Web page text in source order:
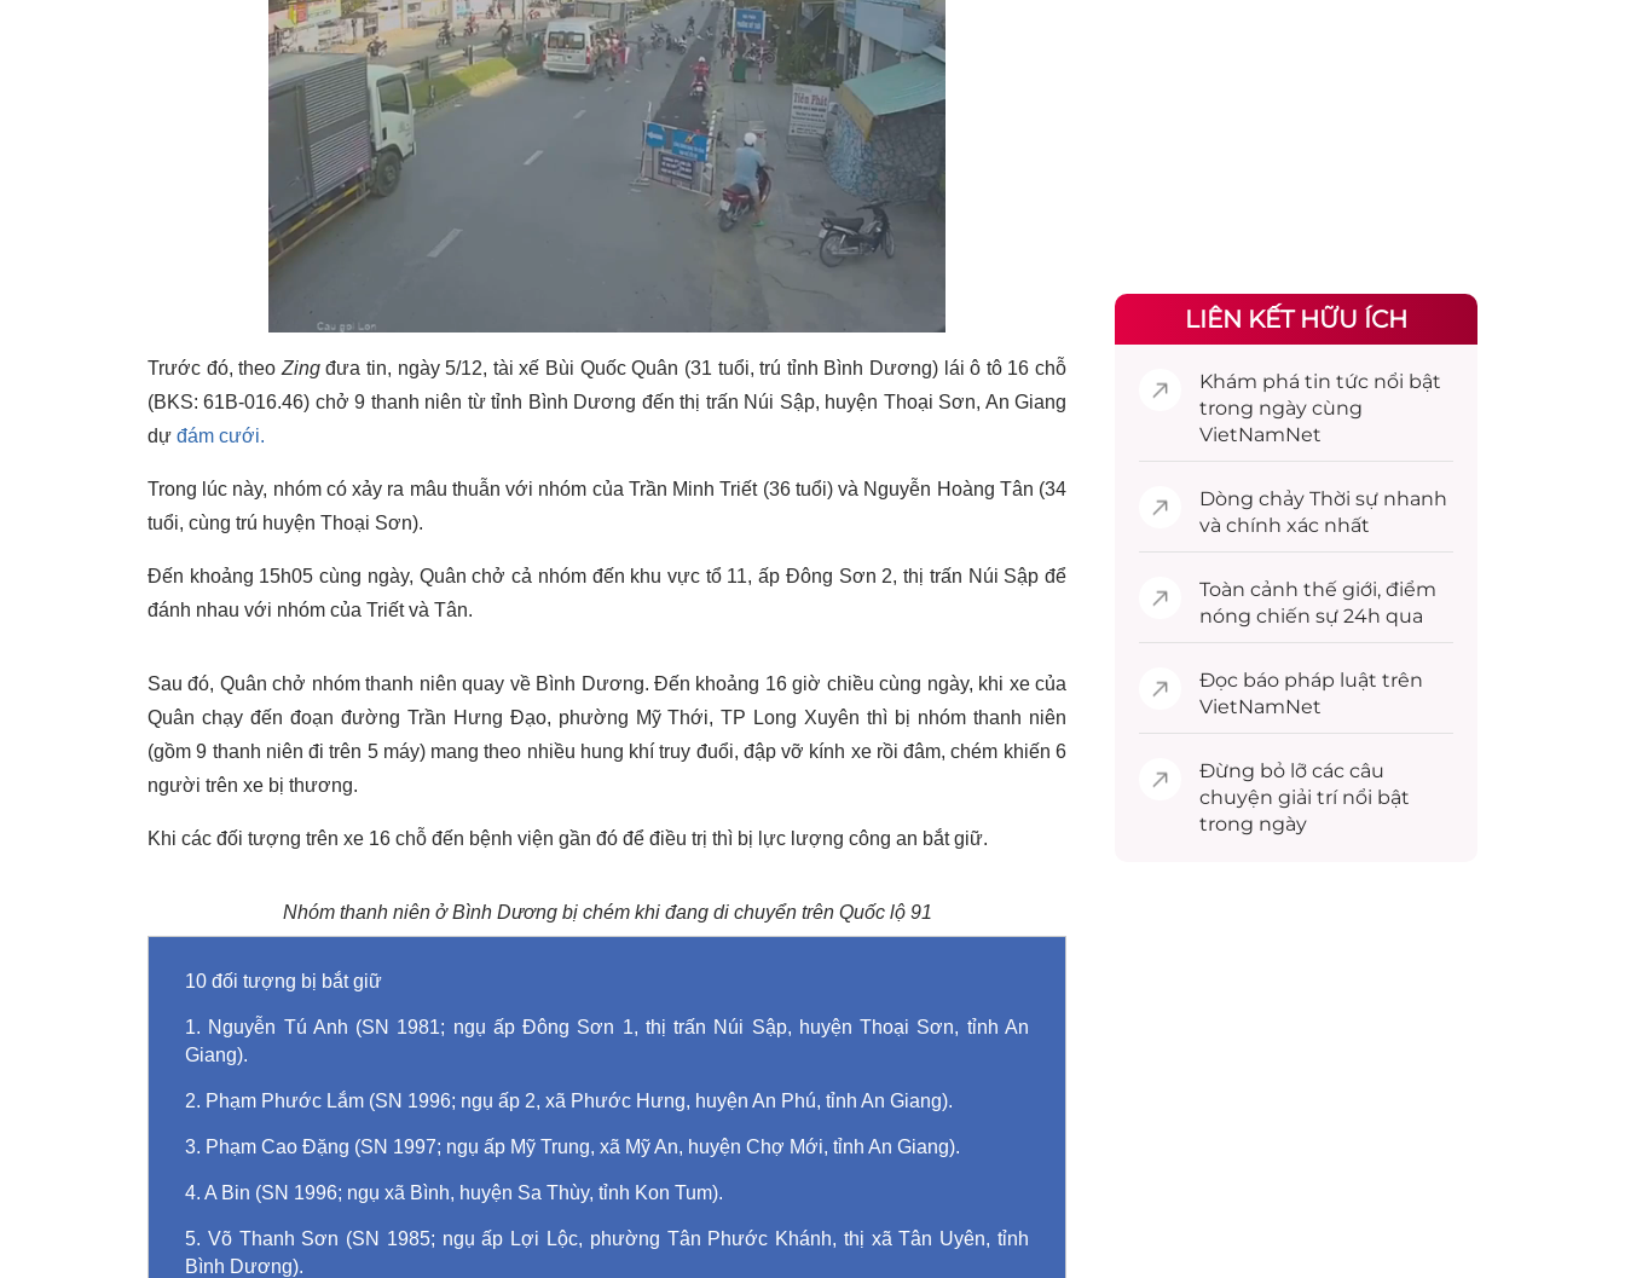
Trước đó, theo Zingđưa tin, ngày 5/12, tài xế Bùi Quốc Quân (31 tuổi, trú tỉnh Bình Dương) lái ô tô 16 chỗ
(BKS: 61B-016.46) chở 9 thanh niên từ tỉnh Bình Dương đến thị trấn Núi Sập, huyện Thoại Sơn, An Giang
dự đám cưới.
Trong lúc này, nhóm có xảy ra mâu thuẫn với nhóm của Trần Minh Triết (36 tuổi) và Nguyễn Hoàng Tân (34
tuổi, cùng trú huyện Thoại Sơn).
Đến khoảng 15h05 cùng ngày, Quân chở cả nhóm đến khu vực tổ 11, ấp Đông Sơn 2, thị trấn Núi Sập để
đánh nhau với nhóm của Triết và Tân.
Sau đó, Quân chở nhóm thanh niên quay về Bình Dương. Đến khoảng 16 giờ chiều cùng ngày, khi xe của
Quân chạy đến đoạn đường Trần Hưng Đạo, phường Mỹ Thới, TP Long Xuyên thì bị nhóm thanh niên
(gồm 9 thanh niên đi trên 5 máy) mang theo nhiều hung khí truy đuổi, đập vỡ kính xe rồi đâm, chém khiến 6
người trên xe bị thương.
Khi các đối tượng trên xe 16 chỗ đến bệnh viện gần đó để điều trị thì bị lực lượng công an bắt giữ.
Nhóm thanh niên ở Bình Dương bị chém khi đang di chuyển trên Quốc lộ 91
10 đối tượng bị bắt giữ
1. Nguyễn Tú Anh (SN 1981; ngụ ấp Đông Sơn 1, thị trấn Núi Sập, huyện Thoại Sơn, tỉnh An
Giang).
2. Phạm Phước Lắm (SN 1996; ngụ ấp 2, xã Phước Hưng, huyện An Phú, tỉnh An Giang).
3. Phạm Cao Đặng (SN 1997; ngụ ấp Mỹ Trung, xã Mỹ An, huyện Chợ Mới, tỉnh An Giang).
4. A Bin (SN 1996; ngụ xã Bình, huyện Sa Thùy, tỉnh Kon Tum).
5. Võ Thanh Sơn (SN 1985; ngụ ấp Lợi Lộc, phường Tân Phước Khánh, thị xã Tân Uyên, tỉnh
Bình Dương).
LIÊN KẾT HỮU ÍCH
Khám phá tin tức nổi bật
trong ngày cùng
VietNamNet
Dòng chảy Thời sự nhanh
và chính xác nhất
Toàn cảnh thế giới, điểm
nóng chiến sự 24h qua
Đọc báo pháp luật trên
VietNamNet
Đừng bỏ lỡ các câu
chuyện giải trínổi bật
trong ngày